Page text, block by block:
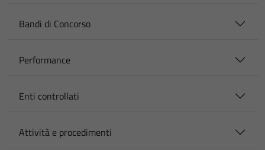
Bandi di Concorso
Performance
Enti controllati
Attività e procedimenti